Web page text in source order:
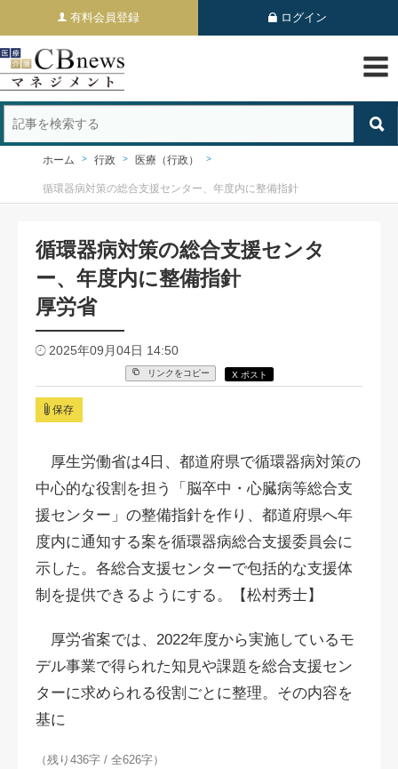
有料会員登録 ログイン
ホーム 行政 医療（行政）
循環器病対策の総合支援センター、年度内に整備指針
循環器病対策の総合支援センタ
ー、年度内に整備指針
厚労省
2025年09月04日 14:50
リンクをコピー X ポスト
保存
厚生労働省は4日、都道府県で循環器病対策の
中心的な役割を担う「脳卒中・心臓病等総合支
援センター」の整備指針を作り、都道府県へ年
度内に通知する案を循環器病総合支援委員会に
示した。各総合支援センターで包括的な支援体
制を提供できるようにする。【松村秀士】
厚労省案では、2022年度から実施しているモ
デル事業で得られた知見や課題を総合支援セン
ターに求められる役割ごとに整理。その内容を
基に
（残り436字 / 全626字）